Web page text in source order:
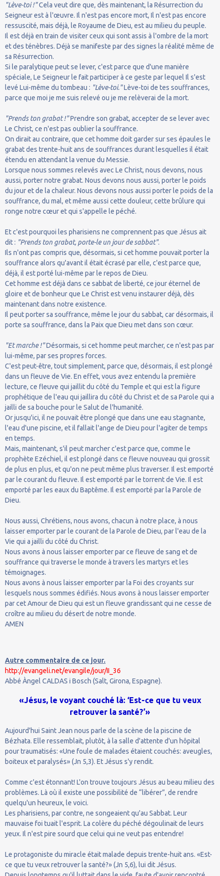
"Lève-toi !"Cela veut dire que, dès maintenant, la Résurrection du
Seigneur est à l'œuvre. Il n'est pas encore mort, Il n'est pas encore
ressuscité, mais déjà, le Royaume de Dieu, est au milieu du peuple.
Il est déjà en train de visiter ceux qui sont assis à l'ombre de la mort
et des ténèbres. Déjà se manifeste par des signes la réalité même de
sa Résurrection.
Si le paralytique peut se lever, c'est parce que d'une manière
spéciale, Le Seigneur le fait participer à ce geste par lequel Il s'est
levé Lui-même du tombeau : "Lève-toi."Lève-toi de tes souffrances,
parce que moi je me suis relevé ou je me relèverai de la mort.
"Prends ton grabat !"Prendre son grabat, accepter de se lever avec
Le Christ, ce n'est pas oublier la souffrance.
On dirait au contraire, que cet homme doit garder sur ses épaules le
grabat des trente-huit ans de souffrances durant lesquelles il était
étendu en attendant la venue du Messie.
Lorsque nous sommes relevés avec Le Christ, nous devons, nous
aussi, porter notre grabat. Nous devons nous aussi, porter le poids
du jour et de la chaleur. Nous devons nous aussi porter le poids de la
souffrance, du mal, et même aussi cette douleur, cette brûlure qui
ronge notre cœur et qui s'appelle le péché.
Et c'est pourquoi les pharisiens ne comprennent pas que Jésus ait
dit : "Prends ton grabat, porte-le un jour de sabbat".
Ils n'ont pas compris que, désormais, si cet homme pouvait porter la
souffrance alors qu'avant il était écrasé par elle, c'est parce que,
déjà, il est porté lui-même par le repos de Dieu.
Cet homme est déjà dans ce sabbat de liberté, ce jour éternel de
gloire et de bonheur que Le Christ est venu instaurer déjà, dès
maintenant dans notre existence.
Il peut porter sa souffrance, même le jour du sabbat, car désormais, il
porte sa souffrance, dans la Paix que Dieu met dans son cœur.
"Et marche !"Désormais, si cet homme peut marcher, ce n'est pas par
lui-même, par ses propres forces.
C'est peut-être, tout simplement, parce que, désormais, il est plongé
dans un fleuve de Vie. En effet, vous avez entendu la première
lecture, ce fleuve qui jaillit du côté du Temple et qui est la figure
prophétique de l'eau qui jaillira du côté du Christ et de sa Parole qui a
jailli de sa bouche pour le Salut de l'humanité.
Or jusqu'ici, il ne pouvait être plongé que dans une eau stagnante,
l'eau d'une piscine, et il fallait l'ange de Dieu pour l'agiter de temps
en temps.
Mais, maintenant, s'il peut marcher c'est parce que, comme le
prophète Ezéchiel, il est plongé dans ce fleuve nouveau qui grossit
de plus en plus, et qu'on ne peut même plus traverser. Il est emporté
par le courant du fleuve. Il est emporté par le torrent de Vie. Il est
emporté par les eaux du Baptême. Il est emporté par la Parole de
Dieu.
Nous aussi, Chrétiens, nous avons, chacun à notre place, à nous
laisser emporter par le courant de la Parole de Dieu, par l'eau de la
Vie qui a jailli du côté du Christ.
Nous avons à nous laisser emporter par ce fleuve de sang et de
souffrance qui traverse le monde à travers les martyrs et les
témoignages.
Nous avons à nous laisser emporter par la Foi des croyants sur
lesquels nous sommes édifiés. Nous avons à nous laisser emporter
par cet Amour de Dieu qui est un fleuve grandissant qui ne cesse de
croître au milieu du désert de notre monde.
AMEN
Autre commentaire de ce jour.
http://evangeli.net/evangile/jour/II_36
Abbé Àngel CALDAS i Bosch (Salt, Girona, Espagne).
«Jésus, le voyant couché là: ‘Est-ce que tu veux
retrouver la santé?’»
Aujourd'hui Saint Jean nous parle de la scène de la piscine de
Bézhata. Elle ressemblait, plutôt, à la salle d'attente d'un hôpital
pour traumatisés: «Une foule de malades étaient couchés: aveugles,
boiteux et paralysés» (Jn 5,3). Et Jésus s'y rendit.
Comme c'est étonnant! L'on trouve toujours Jésus au beau milieu des
problèmes. Là où il existe une possibilité de “libérer”, de rendre
quelqu'un heureux, le voici.
Les pharisiens, par contre, ne songeaient qu'au Sabbat. Leur
mauvaise foi tuait l'esprit. La colère du péché dégoulinait de leurs
yeux. Il n'est pire sourd que celui qui ne veut pas entendre!
Le protagoniste du miracle était malade depuis trente-huit ans. «Est-
ce que tu veux retrouver la santé?» (Jn 5,6), lui dit Jésus.